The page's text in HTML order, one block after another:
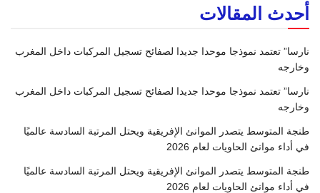
أحدث المقالات
نارسا” تعتمد نموذجا موحدا جديدا لصفائح تسجيل المركبات داخل المغرب
وخارجه
نارسا” تعتمد نموذجا موحدا جديدا لصفائح تسجيل المركبات داخل المغرب
وخارجه
طنجة المتوسط يتصدر الموانئ الإفريقية ويحتل المرتبة السادسة عالميًا
في أداء موانئ الحاويات لعام 2026
طنجة المتوسط يتصدر الموانئ الإفريقية ويحتل المرتبة السادسة عالميًا
في أداء موانئ الحاويات لعام 2026